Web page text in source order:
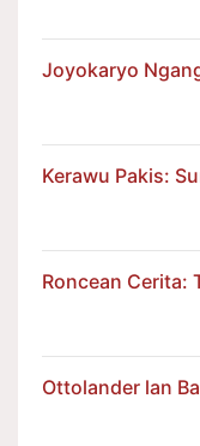
Joyokaryo
Kerawu Pakis:
Roncean Cerita:
Ottolander lan